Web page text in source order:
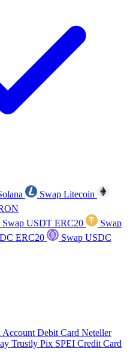
Swap Litecoin
Swap USDT ERC20
Swap
ERC20
Swap USDC
Account Debit Card Neteller
Trustly Pix SPEI Credit Card